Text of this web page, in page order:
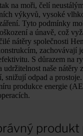
na moři, čelí
výkyvů, vysoké
Tyto podmínky
a únavě, což
nátěry společnosti
zachovávají
S důrazem na
udržitelnost naše nátěry
snižují odpad a
produkce energie
produkt